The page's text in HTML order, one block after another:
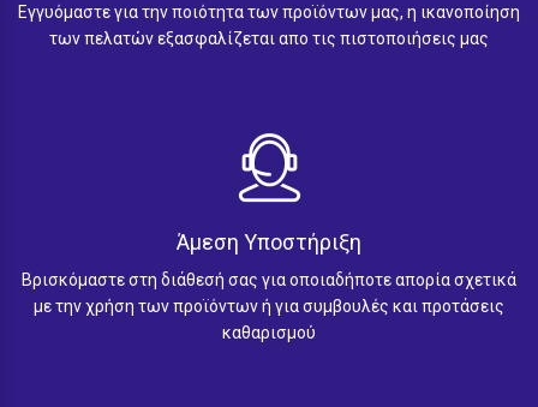
Εγγυόμαστε για την ποιότητα των προϊόντων μας, η ικανοποίηση
των πελατών εξασφαλίζεται απο τις πιστοποιήσεις μας
Άμεση Υποστήριξη
Βρισκόμαστε στη διάθεσή σας για οποιαδήποτε απορία σχετικά
με την χρήση των προϊόντων ή για συμβουλές και προτάσεις
καθαρισμού